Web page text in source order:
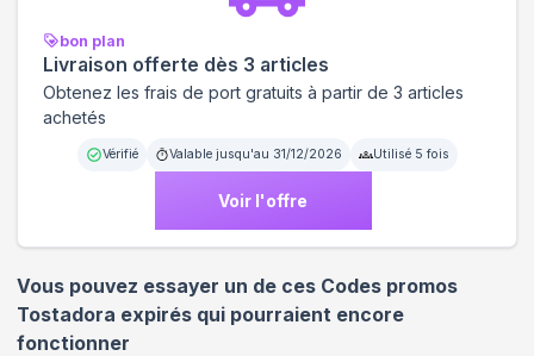
bon plan
Livraison offerte dès 3 articles
Obtenez les frais de port gratuits à partir de 3 articles
achetés
Vérifié Valable jusqu'au 31/12/2026 Utilisé 5 fois
Voir l'offre
Vous pouvez essayer un de ces Codes promos
Tostadora expirés qui pourraient encore
fonctionner